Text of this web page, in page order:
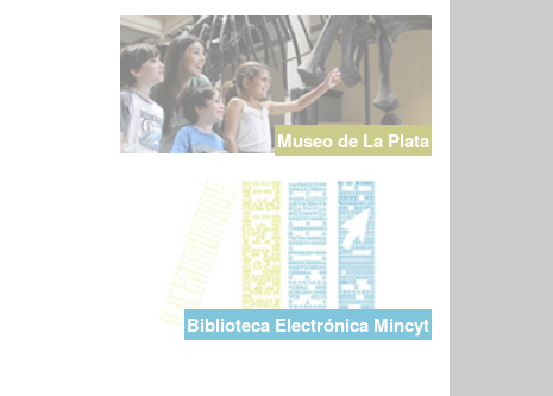
Museo de La Plata
Biblioteca Electrónica Mincyt